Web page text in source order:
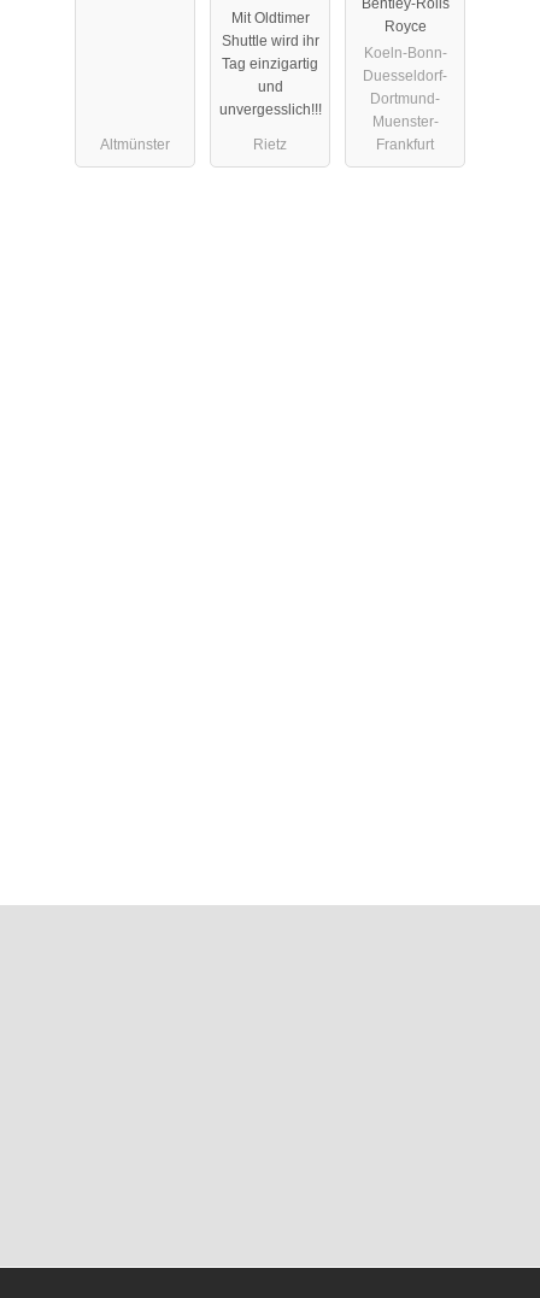
Altmünster
Mit Oldtimer
Shuttle wird ihr
Tag einzigartig
und
unvergesslich!!!
Rietz
Royce
Koeln-Bonn-
Duesseldorf-
Dortmund-
Muenster-
Frankfurt